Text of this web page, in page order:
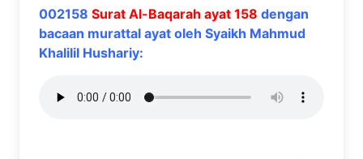
002158 Surat Al-Baqarah ayat 158 dengan
bacaan murattal ayat oleh Syaikh Mahmud
Khalilil Hushariy: